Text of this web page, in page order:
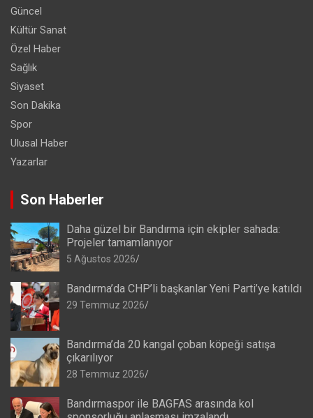
Güncel
Kültür Sanat
Özel Haber
Sağlık
Siyaset
Son Dakika
Spor
Ulusal Haber
Yazarlar
Son Haberler
Daha güzel bir Bandırma için ekipler sahada:
Projeler tamamlanıyor
5 Ağustos 2026
Bandırma’da CHP’li başkanlar Yeni Parti’ye katıldı
29 Temmuz 2026
Bandırma’da 20 kangal çoban köpeği satışa
çıkarılıyor
28 Temmuz 2026
Bandırmaspor ile BAGFAS arasında kol